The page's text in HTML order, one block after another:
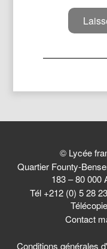
© Lycée
Quartier Founty-
183 – 80 000
Tél +212 (0) 5 28
Contact
Conditions générales